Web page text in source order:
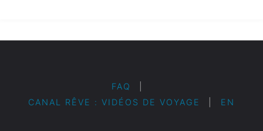
FAQ
CANAL RÊVE : VIDÉOS DE VOYAGE
EN